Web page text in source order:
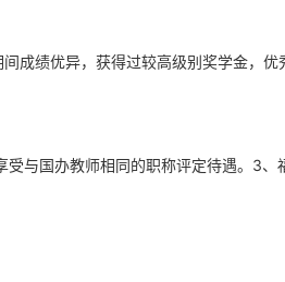
成绩优异，获得过较高级别奖学金，优
与国办教师相同的职称评定待遇。3、